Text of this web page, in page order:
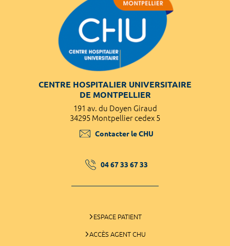
CENTRE HOSPITALIER UNIVERSITAIRE
DE MONTPELLIER
191 av. du Doyen Giraud
34295 Montpellier cedex 5
Contacter le CHU
04 67 33 67 33
ESPACE PATIENT
ACCÈS AGENT CHU